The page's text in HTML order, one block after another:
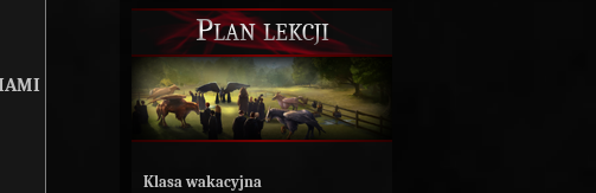
Plan lekcji
Klasa wakacyjna